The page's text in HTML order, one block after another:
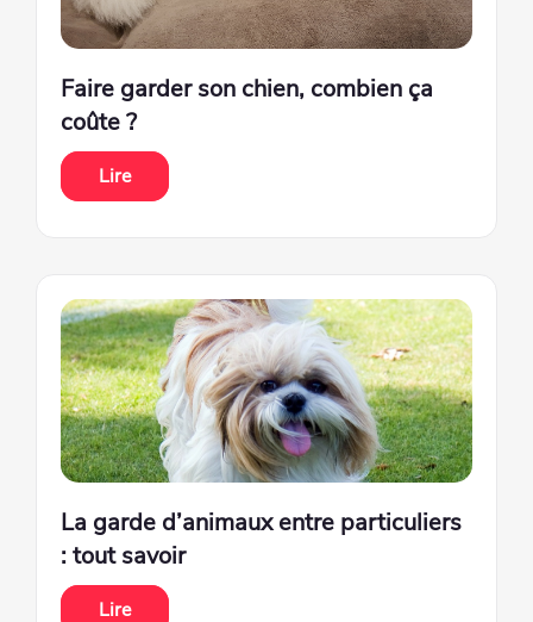
Faire garder son chien, combien ça
coûte ?
Lire
La garde d’animaux entre particuliers
: tout savoir
Lire